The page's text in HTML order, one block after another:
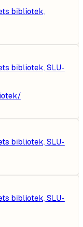
bibliotek,
bibliotek, SLU-
bibliotek, SLU-
bibliotek, SLU-